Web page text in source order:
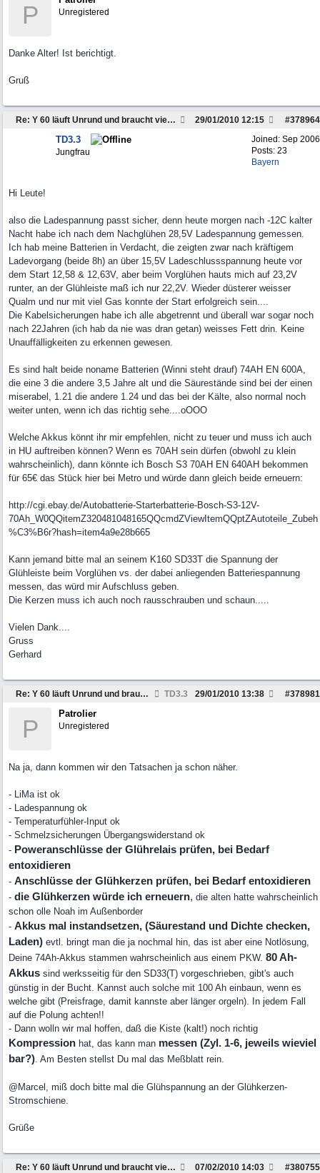
P Unregistered
Danke Alter! Ist berichtigt.
Gruß
Re: Y 60 läuft Unrund und braucht viel Sprit #378964
29/01/2010 12:15
Joined: Sep 2006
Posts: 23
Bayern
TD3.3
Jungfrau
Hi Leute!
also die Ladespannung passt sicher, denn heute morgen nach -12C kalter
Nacht habe ich nach dem Nachglühen 28,5V Ladespannung gemessen.
Ich hab meine Batterien in Verdacht, die zeigten zwar nach kräftigem
Ladevorgang (beide 8h) an über 15,5V Ladeschlussspannung heute vor
dem Start 12,58 & 12,63V, aber beim Vorglühen hauts mich auf 23,2V
runter, an der Glühleiste maß ich nur 22,2V. Wieder düsterer weisser
Qualm und nur mit viel Gas konnte der Start erfolgreich sein....
Die Kabelsicherungen habe ich alle abgetrennt und überall war sogar noch
nach 22Jahren (ich hab da nie was dran getan) weisses Fett drin. Keine
Unauffälligkeiten zu erkennen gewesen.
Es sind halt beide noname Batterien (Winni steht drauf) 74AH EN 600A,
die eine 3 die andere 3,5 Jahre alt und die Säurestände sind bei der einen
miserabel, 1.21 die andere 1.24 und das bei der Kälte, also normal noch
weiter unten, wenn ich das richtig sehe....oOOO
Welche Akkus könnt ihr mir empfehlen, nicht zu teuer und muss ich auch
in HU auftreiben können? Wenn es 70AH sein dürfen (obwohl zu klein
wahrscheinlich), dann könnte ich Bosch S3 70AH EN 640AH bekommen
für 65€ das Stück hier bei Metro und würde dann gleich beide erneuern:
http://cgi.ebay.de/Autobatterie-Starterbatterie-Bosch-S3-12V-
70Ah_W0QQitemZ320481048165QQcmdZViewItemQQptZAutoteile_Zubeh
%C3%B6r?hash=item4a9e28b665
Kann jemand bitte mal an seinem K160 SD33T die Spannung der
Glühleiste beim Vorglühen vs. der dabei anliegenden Batteriespannung
messen, das würd mir Aufschluss geben.
Die Kerzen muss ich auch noch rausschrauben und schaun.....
Vielen Dank....
Gruss
Gerhard
Re: Y 60 läuft Unrund und braucht viel Sprit TD3.3 #378981
29/01/2010 13:38
P
Patrolier
Unregistered
Na ja, dann kommen wir den Tatsachen ja schon näher.
- LiMa ist ok
- Ladespannung ok
- Temperaturfühler-Input ok
- Schmelzsicherungen Übergangswiderstand ok
- Poweranschlüsse der Glührelais prüfen, bei Bedarf
entoxidieren
- Anschlüsse der Glühkerzen prüfen, bei Bedarf entoxidieren
- die Glühkerzen würde ich erneuern, die alten hatte wahrscheinlich
schon olle Noah im Außenborder
- Akkus mal instandsetzen, (Säurestand und Dichte checken,
Laden) evtl. bringt man die ja nochmal hin, das ist aber eine Notlösung,
Deine 74Ah-Akkus stammen wahrscheinlich aus einem PKW. 80 Ah-
Akkus sind werksseitig für den SD33(T) vorgeschrieben, gibt's auch
günstig in der Bucht. Kannst auch solche mit 100 Ah einbaun, wenn es
welche gibt (Preisfrage, damit kannste aber länger orgeln). In jedem Fall
auf die Polung achten!!
- Dann wolln wir mal hoffen, daß die Kiste (kalt!) noch richtig
Kompression hat, das kann man messen (Zyl. 1-6, jeweils wieviel
bar?). Am Besten stellst Du mal das Meßblatt rein.
@Marcel, miß doch bitte mal die Glühspannung an der Glühkerzen-
Stromschiene.
Grüße
Re: Y 60 läuft Unrund und braucht viel Sprit #380755
07/02/2010 14:03